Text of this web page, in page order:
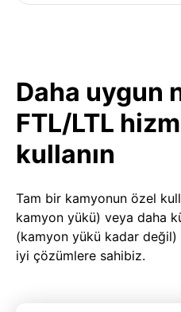
Daha uygun
FTL/LTL
kullanın
Tam bir kamyonun özel
kamyon yükü) veya daha
(kamyon yükü kadar
iyi çözümlere sahibiz.